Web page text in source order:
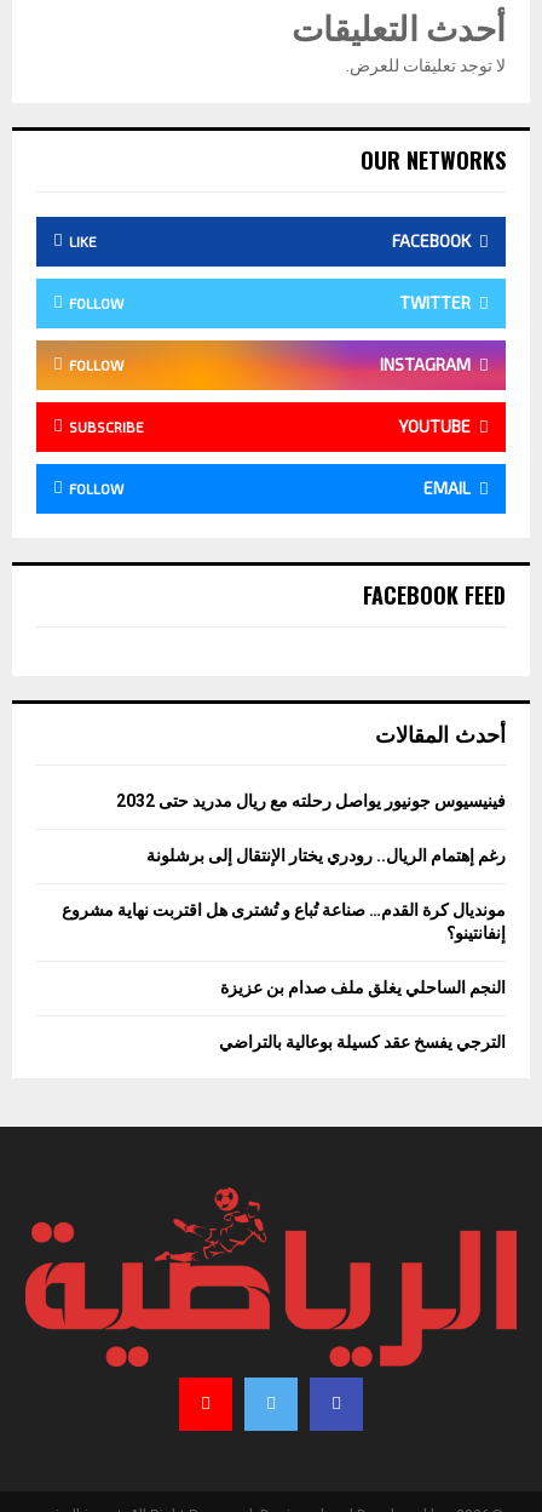
أحدث التعليقات
لا توجد تعليقات للعرض.
OUR NETWORKS
FACEBOOK
LIKE
TWITTER
FOLLOW
INSTAGRAM
FOLLOW
YOUTUBE
SUBSCRIBE
EMAIL
FOLLOW
FACEBOOK FEED
أحدث المقالات
فينيسيوس جونيور يواصل رحلته مع ريال مدريد حتى 2032
رغم إهتمام الريال.. رودري يختار الإنتقال إلى برشلونة
مونديال كرة القدم… صناعة تُباع و تُشترى هل اقتربت نهاية مشروع
إنفانتينو؟
النجم الساحلي يغلق ملف صدام بن عزيزة
الترجي يفسخ عقد كسيلة بوعالية بالتراضي